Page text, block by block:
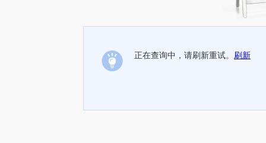
正在查询中，请刷新重试。 刷新